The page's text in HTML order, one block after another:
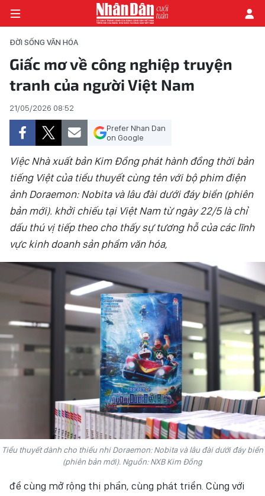
TRANG CHỦ
THỜI SỰ - CHÍNH TRỊ
E-MAGAZINE
GÓC NHÌN KINH TẾ
CHUYÊN ĐỀ
ĐỜI SỐNG XÃ HỘI
PHÓNG SỰ
SỨC SỐNG VIỆT
THỂ THAO
ĐỜI SỐNG VĂN HÓA
NHỊP SỐNG THỜI ĐẠI
AN NINH - XÃ HỘI
ĐỜI SỐNG VĂN HÓA
Giấc mơ về công nghiệp truyện
tranh của người Việt Nam
21/05/2026 08:52
Prefer Nhan Dan
on Google
Việc Nhà xuất bản Kim Đồng phát hành đồng thời bản
tiếng Việt của tiểu thuyết cùng tên với bộ phim điện
ảnh Doraemon: Nobita và lâu đài dưới đáy biển (phiên
bản mới). khởi chiếu tại Việt Nam từ ngày 22/5 là chỉ
dấu thú vị tiếp theo cho thấy sự tương hỗ của các lĩnh
vực kinh doanh sản phẩm văn hóa,
Tiểu thuyết dành cho thiếu nhi Doraemon: Nobita và lâu đài dưới đáy biển
(phiên bản mới). Nguồn: NXB Kim Đồng
để cùng mở rộng thị phần, cùng phát triển. Cùng với